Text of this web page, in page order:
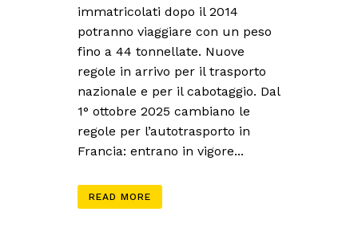
immatricolati dopo il 2014
potranno viaggiare con un peso
fino a 44 tonnellate. Nuove
regole in arrivo per il trasporto
nazionale e per il cabotaggio. Dal
1° ottobre 2025 cambiano le
regole per l’autotrasporto in
Francia: entrano in vigore...
READ MORE